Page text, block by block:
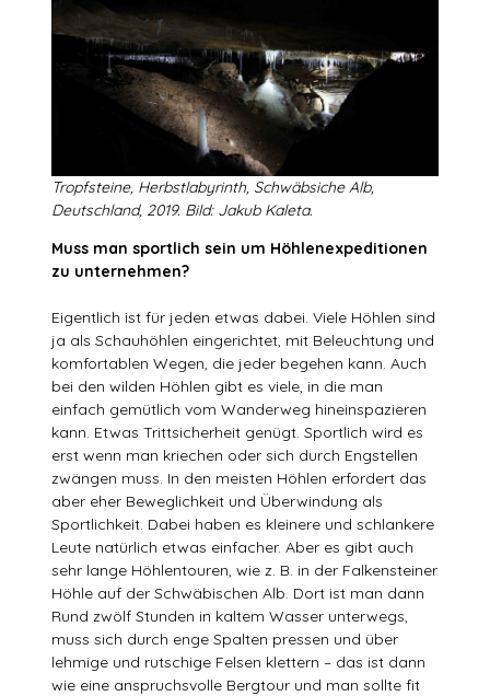
Tropfsteine, Herbstlabyrinth, Schwäbsiche Alb,
Deutschland, 2019. Bild: Jakub Kaleta.
Muss man sportlich sein um Höhlenexpeditionen
zu unternehmen?
Eigentlich ist für jeden etwas dabei. Viele Höhlen sind
ja als Schauhöhlen eingerichtet, mit Beleuchtung und
komfortablen Wegen, die jeder begehen kann. Auch
bei den wilden Höhlen gibt es viele, in die man
einfach gemütlich vom Wanderweg hineinspazieren
kann. Etwas Trittsicherheit genügt. Sportlich wird es
erst wenn man kriechen oder sich durch Engstellen
zwängen muss. In den meisten Höhlen erfordert das
aber eher Beweglichkeit und Überwindung als
Sportlichkeit. Dabei haben es kleinere und schlankere
Leute natürlich etwas einfacher. Aber es gibt auch
sehr lange Höhlentouren, wie z. B. in der Falkensteiner
Höhle auf der Schwäbischen Alb. Dort ist man dann
Rund zwölf Stunden in kaltem Wasser unterwegs,
muss sich durch enge Spalten pressen und über
lehmige und rutschige Felsen klettern – das ist dann
wie eine anspruchsvolle Bergtour und man sollte fit